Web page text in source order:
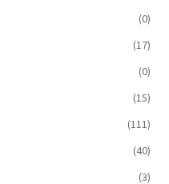
(0)
(17)
(0)
(15)
(111)
(40)
(3)